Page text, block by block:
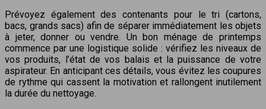
Prévoyez également des contenants pour le tri (cartons,
bacs, grands sacs) afin de séparer immédiatement les objets
à jeter, donner ou vendre. Un bon ménage de printemps
commence par une logistique solide : vérifiez les niveaux de
vos produits, l’état de vos balais et la puissance de votre
aspirateur. En anticipant ces détails, vous évitez les coupures
de rythme qui cassent la motivation et rallongent inutilement
la durée du nettoyage.